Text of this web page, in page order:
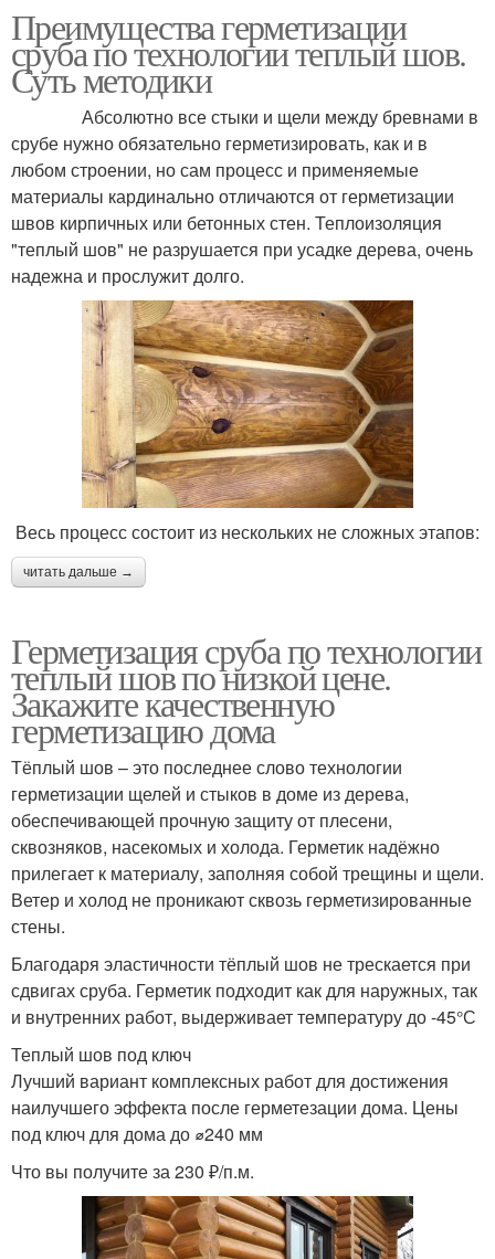
Преимущества герметизации
сруба по технологии теплый шов.
Суть методики
Абсолютно все стыки и щели между бревнами в
срубе нужно обязательно герметизировать, как и в
любом строении, но сам процесс и применяемые
материалы кардинально отличаются от герметизации
швов кирпичных или бетонных стен. Теплоизоляция
"теплый шов" не разрушается при усадке дерева, очень
надежна и прослужит долго.
Весь процесс состоит из нескольких не сложных этапов:
читать дальше →
Герметизация сруба по технологии
теплый шов по низкой цене.
Закажите качественную
герметизацию дома
Тёплый шов – это последнее слово технологии
герметизации щелей и стыков в доме из дерева,
обеспечивающей прочную защиту от плесени,
сквозняков, насекомых и холода. Герметик надёжно
прилегает к материалу, заполняя собой трещины и щели.
Ветер и холод не проникают сквозь герметизированные
стены.
Благодаря эластичности тёплый шов не трескается при
сдвигах сруба. Герметик подходит как для наружных, так
и внутренних работ, выдерживает температуру до -45°С
Теплый шов под ключ
Лучший вариант комплексных работ для достижения
наилучшего эффекта после герметезации дома. Цены
под ключ для дома до ⌀240 мм
Что вы получите за 230 ₽/п.м.